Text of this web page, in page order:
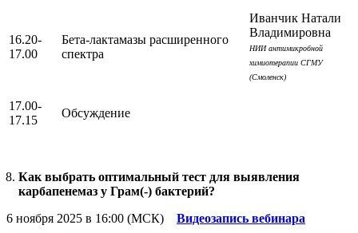
16.20-
17.00
Бета-лактамазы расширенного
спектра
Иванчик Натали
Владимировна
НИИ антимикробной
химиотерапии СГМУ
(Смоленск)
17.00-
17.15
Обсуждение
Как выбрать оптимальный тест для выявления
карбапенемаз у Грам(-) бактерий?
6 ноября 2025 в 16:00 (МСК) Видеозапись вебинара